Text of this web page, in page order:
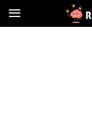
Ruszglowa.pl